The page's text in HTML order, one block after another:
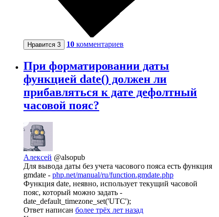
Нравится 3 10 комментариев
При форматировании даты
функцией date() должен ли
прибавляться к дате дефолтный
часовой пояс?
Алексей @alsopub
Для вывода даты без учета часового пояса есть функция
gmdate - php.net/manual/ru/function.gmdate.php
Функция date, неявно, использует текущий часовой
пояс, который можно задать -
date_default_timezone_set('UTC');
Ответ написан более трёх лет назад